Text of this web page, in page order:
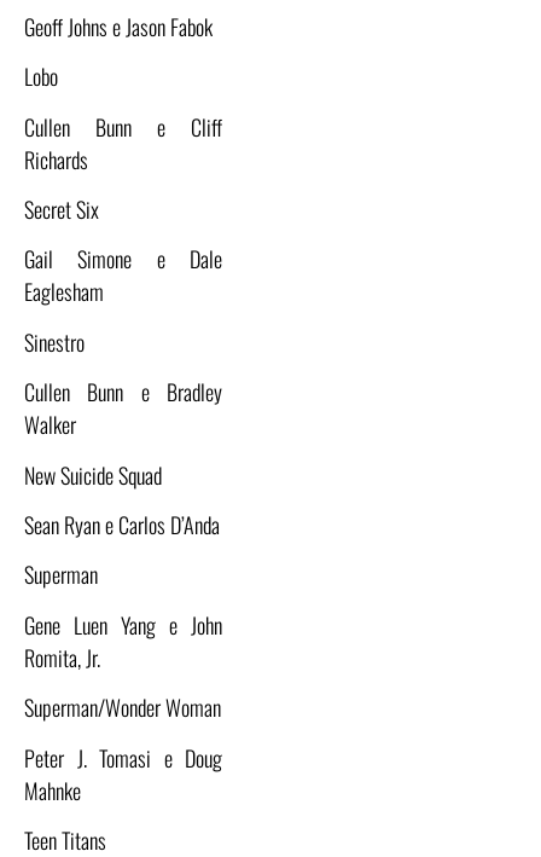
Geoff Johns e Jason Fabok
Lobo
Cullen Bunn e Cliff
Richards
Secret Six
Gail Simone e Dale
Eaglesham
Sinestro
Cullen Bunn e Bradley
Walker
New Suicide Squad
Sean Ryan e Carlos D’Anda
Superman
Gene Luen Yang e John
Romita, Jr.
Superman/Wonder Woman
Peter J. Tomasi e Doug
Mahnke
Teen Titans